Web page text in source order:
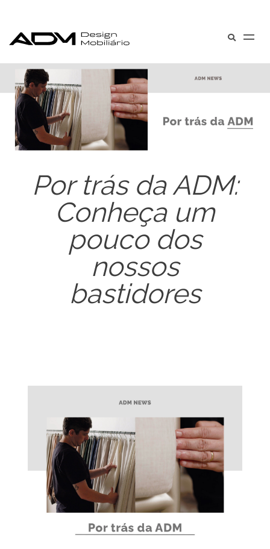
Por trás da ADM:
Conheça um
pouco dos
nossos
bastidores